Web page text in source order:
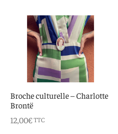
Broche culturelle – Charlotte
Brontë
12,00€TTC